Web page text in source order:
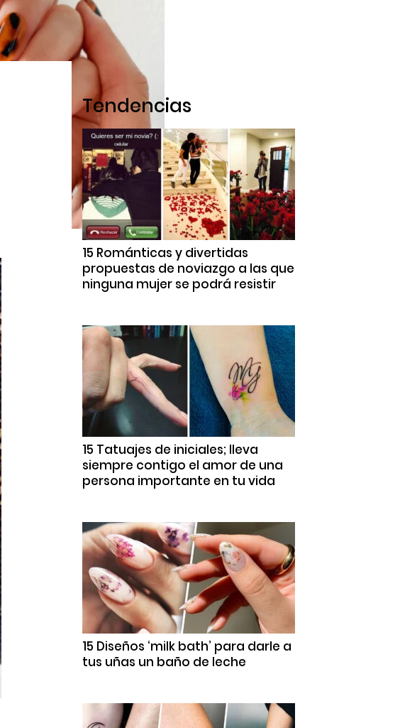
Tendencias
15 Románticas y divertidas
propuestas de noviazgo a las que
ninguna mujer se podrá resistir
15 Tatuajes de iniciales; lleva
siempre contigo el amor de una
persona importante en tu vida
15 Diseños ‘milk bath’ para darle a
tus uñas un baño de leche